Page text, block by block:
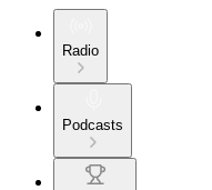
Radio
Podcasts